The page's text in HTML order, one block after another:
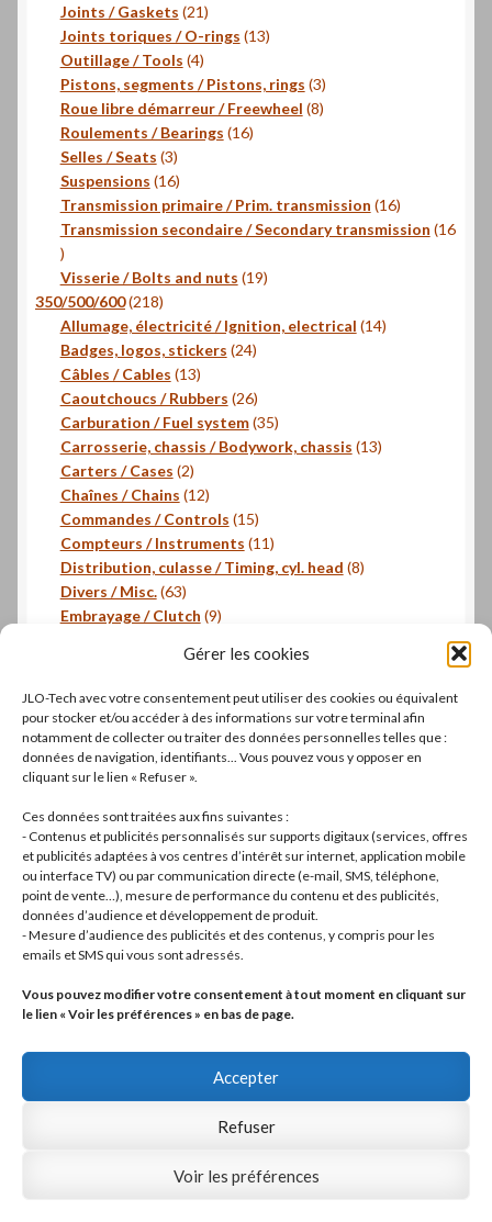
Gérer les cookies
JLO-Tech avec votre consentement peut utiliser des cookies ou équivalent
pour stocker et/ou accéder à des informations sur votre terminal afin
notamment de collecter ou traiter des données personnelles telles que :
données de navigation, identifiants... Vous pouvez vous y opposer en
cliquant sur le lien « Refuser ».
Ces données sont traitées aux fins suivantes :
- Contenus et publicités personnalisés sur supports digitaux (services, offres
et publicités adaptées à vos centres d’intérêt sur internet, application mobile
ou interface TV) ou par communication directe (e-mail, SMS, téléphone,
point de vente…), mesure de performance du contenu et des publicités,
données d’audience et développement de produit.
- Mesure d’audience des publicités et des contenus, y compris pour les
emails et SMS qui vous sont adressés.
Vous pouvez modifier votre consentement à tout moment en cliquant sur
le lien « Voir les préférences » en bas de page.
Accepter
Refuser
Voir les préférences
Joints / Gaskets 2121
produits
Joints toriques / O-rings 1313
Outillage / Tools 44
produits
Pistons, segments / Pistons, rings 33
produits
Roue libre démarreur / Freewheel 88
Roulements / Bearings 1616
Selles / Seats 33
produits
Suspensions 1616
produits
Transmission primaire / Prim. transmission 1616
produits
Transmission secondaire / Secondary transmission 16
16
produits
Visserie / Bolts and nuts 1919
350/500/600 218218
produits
Allumage, électricité / Ignition, electrical 1414
Badges, logos, stickers 2424
Câbles / Cables 1313
produits
Caoutchoucs / Rubbers 2626
produits
Carburation / Fuel system 3535
produits
Carrosserie, chassis / Bodywork, chassis 1313
Carters / Cases 22
produits
Chaînes / Chains 1212
produits
Commandes / Controls 1515
produits
Compteurs / Instruments 1111
produits
Distribution, culasse / Timing, cyl. head 88
Divers / Misc. 6363
produits
Embrayage / Clutch 99
produits
1818
produits
Pistons, segments / Pistons, rings 3
produits
- Roulements / Bearings 22
produits
Transmission primaire / Primary transmission 11
Transmission secondaire / Secondary transmission
produits
Visserie / Bolts and nuts 88
produits
Litterature / Books 1111
produits
Autres modèles, Divers / Others models, Misc. 3737
produits
Dell'Orto 4242
produits
Brembo 19
produits
Motos complètes 2222
Politique de confidentialité
Built with WooCommerce